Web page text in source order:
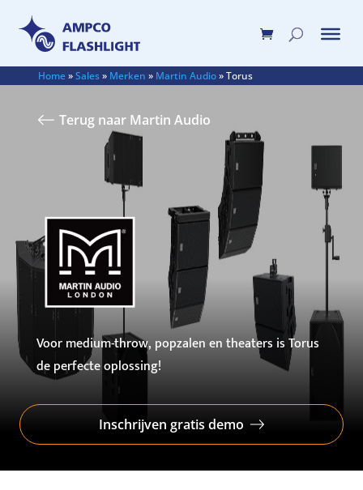
Home»Sales» Merken » Martin Audio»Torus
Terug naar Martin Audio
Voor medium-throw, popzalen en theaters is Torus
de perfecte oplossing!
Inschrijven gratis demo